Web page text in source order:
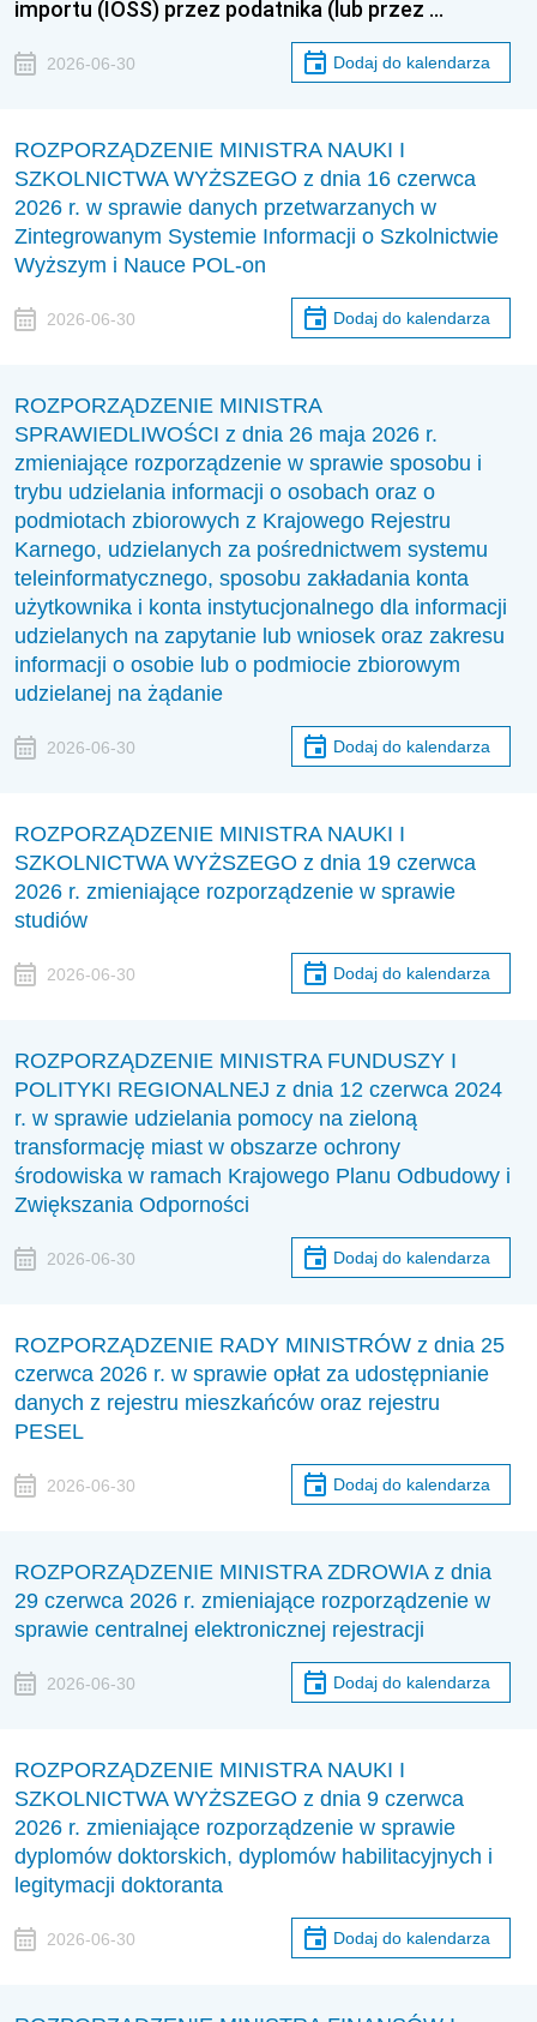
importu (IOSS) przez podatnika (lub przez …
2026-06-30 Dodaj do kalendarza
ROZPORZĄDZENIE MINISTRA NAUKI I
SZKOLNICTWA WYŻSZEGO z dnia 16 czerwca
2026 r. w sprawie danych przetwarzanych w
Zintegrowanym Systemie Informacji o Szkolnictwie
Wyższym i Nauce POL-on
2026-06-30 Dodaj do kalendarza
ROZPORZĄDZENIE MINISTRA
SPRAWIEDLIWOŚCI z dnia 26 maja 2026 r.
zmieniające rozporządzenie w sprawie sposobu i
trybu udzielania informacji o osobach oraz o
podmiotach zbiorowych z Krajowego Rejestru
Karnego, udzielanych za pośrednictwem systemu
teleinformatycznego, sposobu zakładania konta
użytkownika i konta instytucjonalnego dla informacji
udzielanych na zapytanie lub wniosek oraz zakresu
informacji o osobie lub o podmiocie zbiorowym
udzielanej na żądanie
2026-06-30 Dodaj do kalendarza
ROZPORZĄDZENIE MINISTRA NAUKI I
SZKOLNICTWA WYŻSZEGO z dnia 19 czerwca
2026 r. zmieniające rozporządzenie w sprawie
studiów
2026-06-30 Dodaj do kalendarza
ROZPORZĄDZENIE MINISTRA FUNDUSZY I
POLITYKI REGIONALNEJ z dnia 12 czerwca 2024
r. w sprawie udzielania pomocy na zieloną
transformację miast w obszarze ochrony
środowiska w ramach Krajowego Planu Odbudowy i
Zwiększania Odporności
2026-06-30 Dodaj do kalendarza
ROZPORZĄDZENIE RADY MINISTRÓW z dnia 25
czerwca 2026 r. w sprawie opłat za udostępnianie
danych z rejestru mieszkańców oraz rejestru
PESEL
2026-06-30 Dodaj do kalendarza
ROZPORZĄDZENIE MINISTRA ZDROWIA z dnia
29 czerwca 2026 r. zmieniające rozporządzenie w
sprawie centralnej elektronicznej rejestracji
2026-06-30 Dodaj do kalendarza
ROZPORZĄDZENIE MINISTRA NAUKI I
SZKOLNICTWA WYŻSZEGO z dnia 9 czerwca
2026 r. zmieniające rozporządzenie w sprawie
dyplomów doktorskich, dyplomów habilitacyjnych i
legitymacji doktoranta
2026-06-30 Dodaj do kalendarza